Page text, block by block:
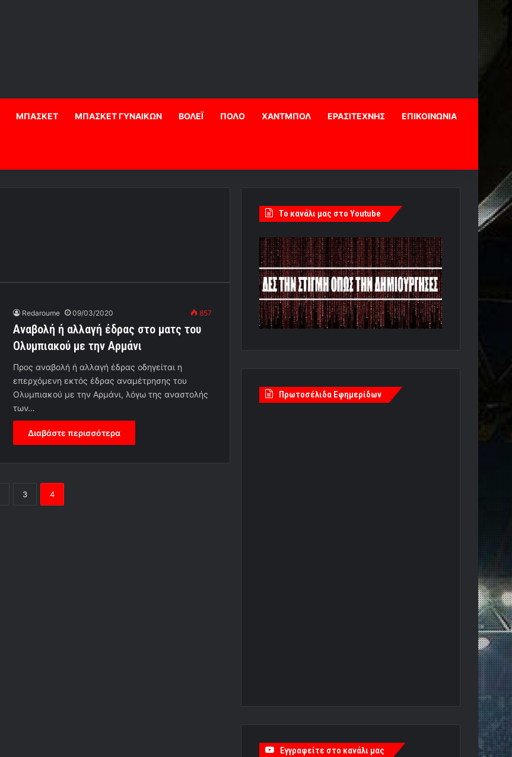
ΜΠΑΣΚΕΤ ΜΠΑΣΚΕΤ ΓΥΝΑΙΚΩΝ ΒΟΛΕΪ ΠΟΛΟ ΧΑΝΤΜΠΟΛ ΕΡΑΣΙΤΕΧΝΗΣ ΕΠΙΚΟΙΝΩΝΙΑ
Redaroume 09/03/2020 857
Αναβολή ή αλλαγή έδρας στο ματς του
Ολυμπιακού με την Αρμάνι
Προς αναβολή ή αλλαγή έδρας οδηγείται η
επερχόμενη εκτός έδρας αναμέτρησης του
Ολυμπιακού με την Αρμάνι, λόγω της αναστολής
των…
Διαβάστε περισσότερα
3 4
Tο κανάλι μας στο Youtube
Πρωτοσέλιδα Εφημερίδων
Εγγραφείτε στο κανάλι μας